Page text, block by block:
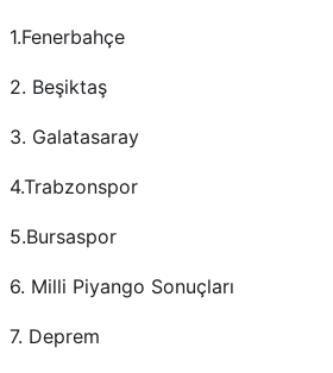
1.Fenerbahçe
2. Beşiktaş
3. Galatasaray
4.Trabzonspor
5.Bursaspor
6. Milli Piyango Sonuçları
7. Deprem